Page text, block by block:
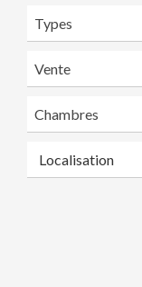
Types
Vente
Chambres
Localisation